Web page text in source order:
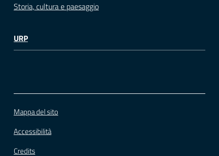
Storia, cultura e paesaggio
URP
Mappa del sito
Accessibilità
Credits